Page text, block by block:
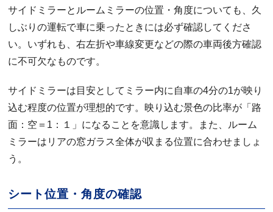
サイドミラーとルームミラーの位置・角度についても、久
しぶりの運転で車に乗ったときには必ず確認してくださ
い。いずれも、右左折や車線変更などの際の車両後方確認
に不可欠なものです。
サイドミラーは目安としてミラー内に自車の4分の1が映り
込む程度の位置が理想的です。映り込む景色の比率が「路
面：空＝1：１」になることを意識します。また、ルーム
ミラーはリアの窓ガラス全体が収まる位置に合わせましょ
う。
シート位置・角度の確認